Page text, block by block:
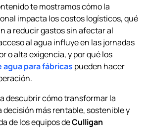
te mostramos cómo la
impacta los costos logísticos, qué
a reducir gastos sin afectar al
al agua influye en las jornadas
o alta exigencia, y por qué los
para fábricas pueden hacer
descubrir cómo transformar la
más rentable, sostenible y
de los equipos deCulligan